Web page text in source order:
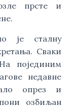
прсте и
је сталну
Сваки
појединим
недавне
опрез и
озбиљан